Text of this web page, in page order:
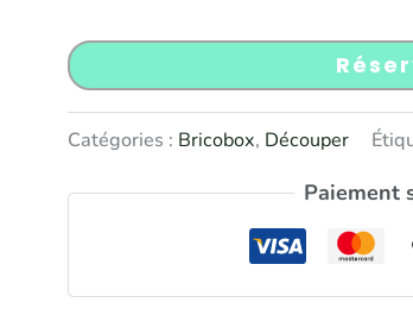
Catégories : Bricobox, Découper
Paiement